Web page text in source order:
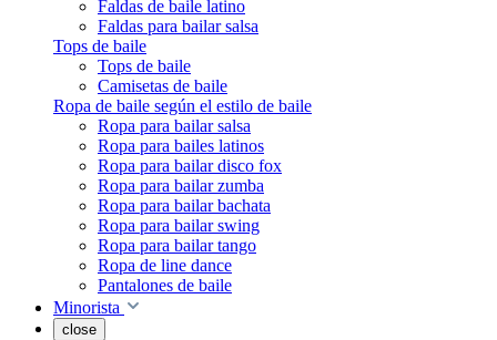
Faldas de baile latino
Faldas para bailar salsa
Tops de baile
Tops de baile
Camisetas de baile
Ropa de baile según el estilo de baile
Ropa para bailar salsa
Ropa para bailes latinos
Ropa para bailar disco fox
Ropa para bailar zumba
Ropa para bailar bachata
Ropa para bailar swing
Ropa para bailar tango
Ropa de line dance
Pantalones de baile
Minorista
close